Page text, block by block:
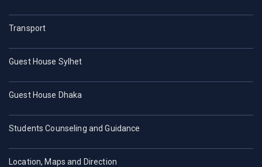
Transport
Guest House Sylhet
Guest House Dhaka
Students Counseling and Guidance
Location, Maps and Direction